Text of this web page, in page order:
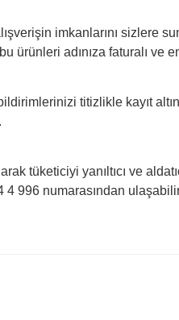
imkanlarını sizlere
ürünleri adınıza faturalı ve
titizlikle kayıt
tüketiciyi yanıltıcı ve
4 996 numarasından